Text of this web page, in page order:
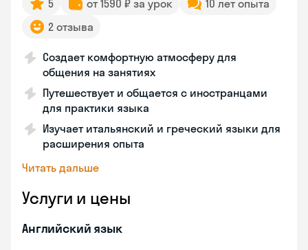
5 от 1590 ₽ за урок
10 лет опыта
2 отзыва
Создает комфортную атмосферу для
общения на занятиях
Путешествует и общается с иностранцами
для практики языка
Изучает итальянский и греческий языки для
расширения опыта
Читать дальше
Услуги и цены
Английский язык